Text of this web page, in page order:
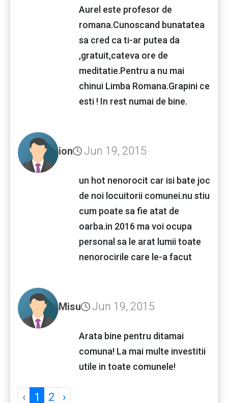
Aurel este profesor de
romana.Cunoscand bunatatea
sa cred ca ti-ar putea da
,gratuit,cateva ore de
meditatie.Pentru a nu mai
chinui Limba Romana.Grapini ce
esti ! In rest numai de bine.
ion Jun 19, 2015
un hot nenorocit car isi bate joc
de noi locuitorii comunei.nu stiu
cum poate sa fie atat de
oarba.in 2016 ma voi ocupa
personal sa le arat lumii toate
nenorocirile care le-a facut
Misu Jun 19, 2015
Arata bine pentru ditamai
comuna! La mai multe investitii
utile in toate comunele!
‹ 1 2 ›